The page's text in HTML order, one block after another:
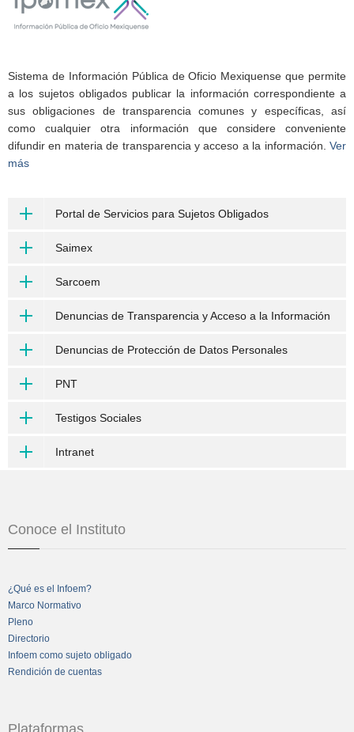
Sistema de Información Pública de Oficio Mexiquense que permite
a los sujetos obligados publicar la información correspondiente a
sus obligaciones de transparencia comunes y específicas, así
como cualquier otra información que considere conveniente
difundir en materia de transparencia y acceso a la información. Ver
más
Portal de Servicios para Sujetos Obligados
Saimex
Sarcoem
Denuncias de Transparencia y Acceso a la Información
Denuncias de Protección de Datos Personales
PNT
Testigos Sociales
Intranet
Conoce el Instituto
¿Qué es el Infoem?
Marco Normativo
Pleno
Directorio
Infoem como sujeto obligado
Rendición de cuentas